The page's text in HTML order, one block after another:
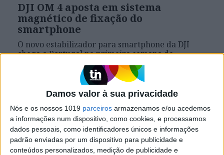
Damos valor à sua privacidade
Nós e os nossos 1019 parceiros armazenamos e/ou acedemos
a informações num dispositivo, como cookies, e processamos
dados pessoais, como identificadores únicos e informações
padrão enviadas por um dispositivo para publicidade e
conteúdos personalizados, medição de publicidade e
DJI OM 4 aposta em sistema
magnético de fixação do
smartphone
O novo estabilizador para smartphone da DJI
chega a Portugal na primeira semana de
setembro e incorpora um sistema magnético de
Exame Informática